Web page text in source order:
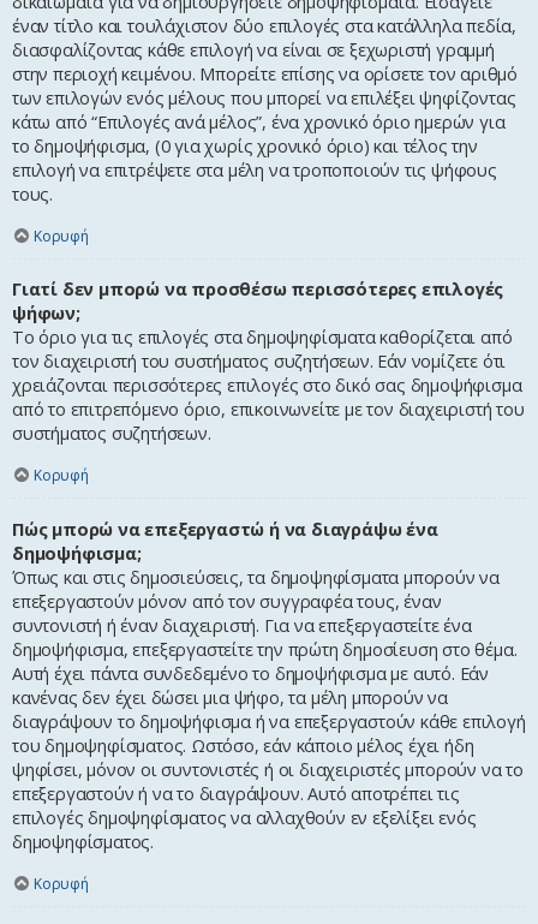
έναν τίτλο και τουλάχιστον δύο επιλογές στα κατάλληλα πεδία,
διασφαλίζοντας κάθε επιλογή να είναι σε ξεχωριστή γραμμή
στην περιοχή κειμένου. Μπορείτε επίσης να ορίσετε τον αριθμό
των επιλογών ενός μέλους που μπορεί να επιλέξει ψηφίζοντας
κάτω από “Επιλογές ανά μέλος”, ένα χρονικό όριο ημερών για
το δημοψήφισμα, (0 για χωρίς χρονικό όριο) και τέλος την
επιλογή να επιτρέψετε στα μέλη να τροποποιούν τις ψήφους
τους.
Κορυφή
Γιατί δεν μπορώ να προσθέσω περισσότερες επιλογές
ψήφων;
Το όριο για τις επιλογές στα δημοψηφίσματα καθορίζεται από
τον διαχειριστή του συστήματος συζητήσεων. Εάν νομίζετε ότι
χρειάζονται περισσότερες επιλογές στο δικό σας δημοψήφισμα
από το επιτρεπόμενο όριο, επικοινωνείτε με τον διαχειριστή του
συστήματος συζητήσεων.
Κορυφή
Πώς μπορώ να επεξεργαστώ ή να διαγράψω ένα
δημοψήφισμα;
Όπως και στις δημοσιεύσεις, τα δημοψηφίσματα μπορούν να
επεξεργαστούν μόνον από τον συγγραφέα τους, έναν
συντονιστή ή έναν διαχειριστή. Για να επεξεργαστείτε ένα
δημοψήφισμα, επεξεργαστείτε την πρώτη δημοσίευση στο θέμα.
Αυτή έχει πάντα συνδεδεμένο το δημοψήφισμα με αυτό. Εάν
κανένας δεν έχει δώσει μια ψήφο, τα μέλη μπορούν να
διαγράψουν το δημοψήφισμα ή να επεξεργαστούν κάθε επιλογή
του δημοψηφίσματος. Ωστόσο, εάν κάποιο μέλος έχει ήδη
ψηφίσει, μόνον οι συντονιστές ή οι διαχειριστές μπορούν να το
επεξεργαστούν ή να το διαγράψουν. Αυτό αποτρέπει τις
επιλογές δημοψηφίσματος να αλλαχθούν εν εξελίξει ενός
δημοψηφίσματος.
Κορυφή